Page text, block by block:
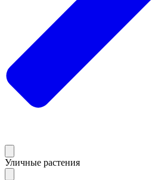
Уличные растения